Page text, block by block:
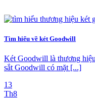
Tìm hiểu về két Goodwill
Két Goodwill là thương
sắt Goodwill có mặt [...]
13
Th8